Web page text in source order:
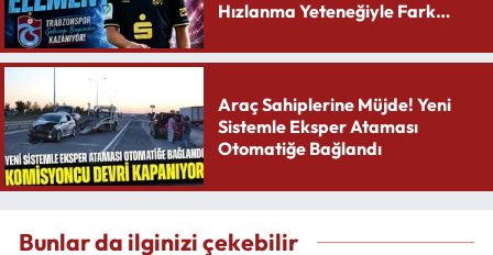
Hızlanma Yeteneğiyle Fark
Araç Sahiplerine Müjde! Yeni
Sistemle Eksper Ataması
Otomatiğe Bağlandı
Bunlar da ilginizi çekebilir